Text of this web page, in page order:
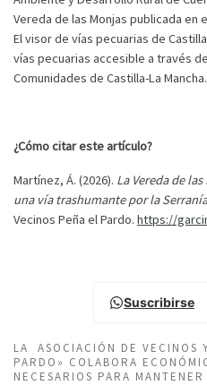
Vereda de las Monjas publicada en
El visor de vías pecuarias de
vías pecuarias accesible a través
Comunidades de Castilla-La Mancha.
¿Cómo citar este artículo?
Martínez, Á. (2026). La Vereda de
una vía trashumante por la
Vecinos Peña el Pardo. https://
Suscribirse
LA ASOCIACIÓN DE VECINOS
PARDO» COLABORA
NECESARIOS PARA